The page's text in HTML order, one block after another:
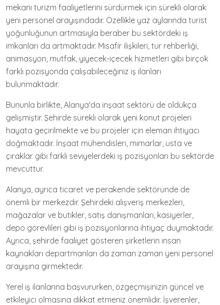
mekanı turizm faaliyetlerini sürdürmek için sürekli olarak
yeni personel arayışındadır. Özellikle yaz aylarında turist
yoğunluğunun artmasıyla beraber bu sektördeki iş
imkanları da artmaktadır. Misafir ilişkileri, tur rehberliği,
animasyon, mutfak, yiyecek-içecek hizmetleri gibi birçok
farklı pozisyonda çalışabileceğiniz iş ilanları
bulunmaktadır.
Bununla birlikte, Alanya'da inşaat sektörü de oldukça
gelişmiştir. Şehirde sürekli olarak yeni konut projeleri
hayata geçirilmekte ve bu projeler için eleman ihtiyacı
doğmaktadır. İnşaat mühendisleri, mimarlar, usta ve
çıraklar gibi farklı seviyelerdeki iş pozisyonları bu sektörde
mevcuttur.
Alanya, ayrıca ticaret ve perakende sektöründe de
önemli bir merkezdir. Şehirdeki alışveriş merkezleri,
mağazalar ve butikler, satış danışmanları, kasiyerler,
depo görevlileri gibi iş pozisyonlarına ihtiyaç duymaktadır.
Ayrıca, şehirde faaliyet gösteren şirketlerin insan
kaynakları departmanları da zaman zaman yeni personel
arayışına girmektedir.
Yerel iş ilanlarına başvururken, özgeçmişinizin güncel ve
etkileyici olmasına dikkat etmeniz önemlidir. İşverenler,